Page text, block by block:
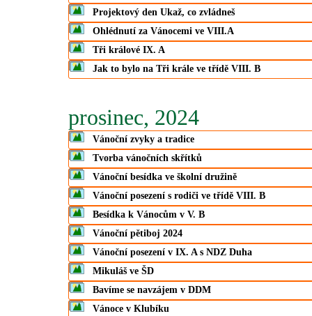
Projektový den Ukaž, co zvládneš
Ohlédnutí za Vánocemi ve VIII.A
Tři králové IX. A
Jak to bylo na Tři krále ve třídě VIII. B
prosinec, 2024
Vánoční zvyky a tradice
Tvorba vánočních skřítků
Vánoční besídka ve školní družině
Vánoční posezení s rodiči ve třídě VIII. B
Besídka k Vánocům v V. B
Vánoční pětiboj 2024
Vánoční posezení v IX. A s NDZ Duha
Mikuláš ve ŠD
Bavíme se navzájem v DDM
Vánoce v Klubíku